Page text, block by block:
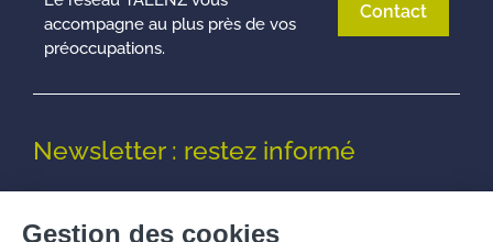
accompagne au plus près de vos
préoccupations.
Contact
Newsletter : restez informé